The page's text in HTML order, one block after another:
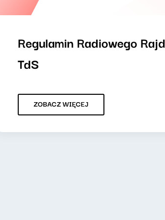
Regulamin Radiowego
TdS
ZOBACZ WIĘCEJ